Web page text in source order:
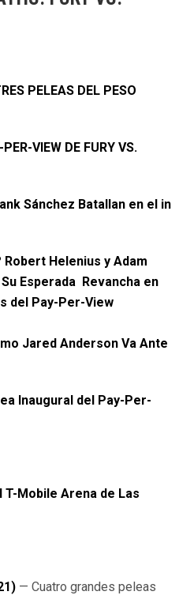
PELEAS DEL PESO
VIEW DE FURY VS.
Sánchez Batallan en el in
Helenius y Adam
Esperada Revancha en
del
Pay-Per-View
Jared Anderson Va Ante
Inaugural del Pay-Per-
T-Mobile Arena de Las
— Cuatro grandes peleas